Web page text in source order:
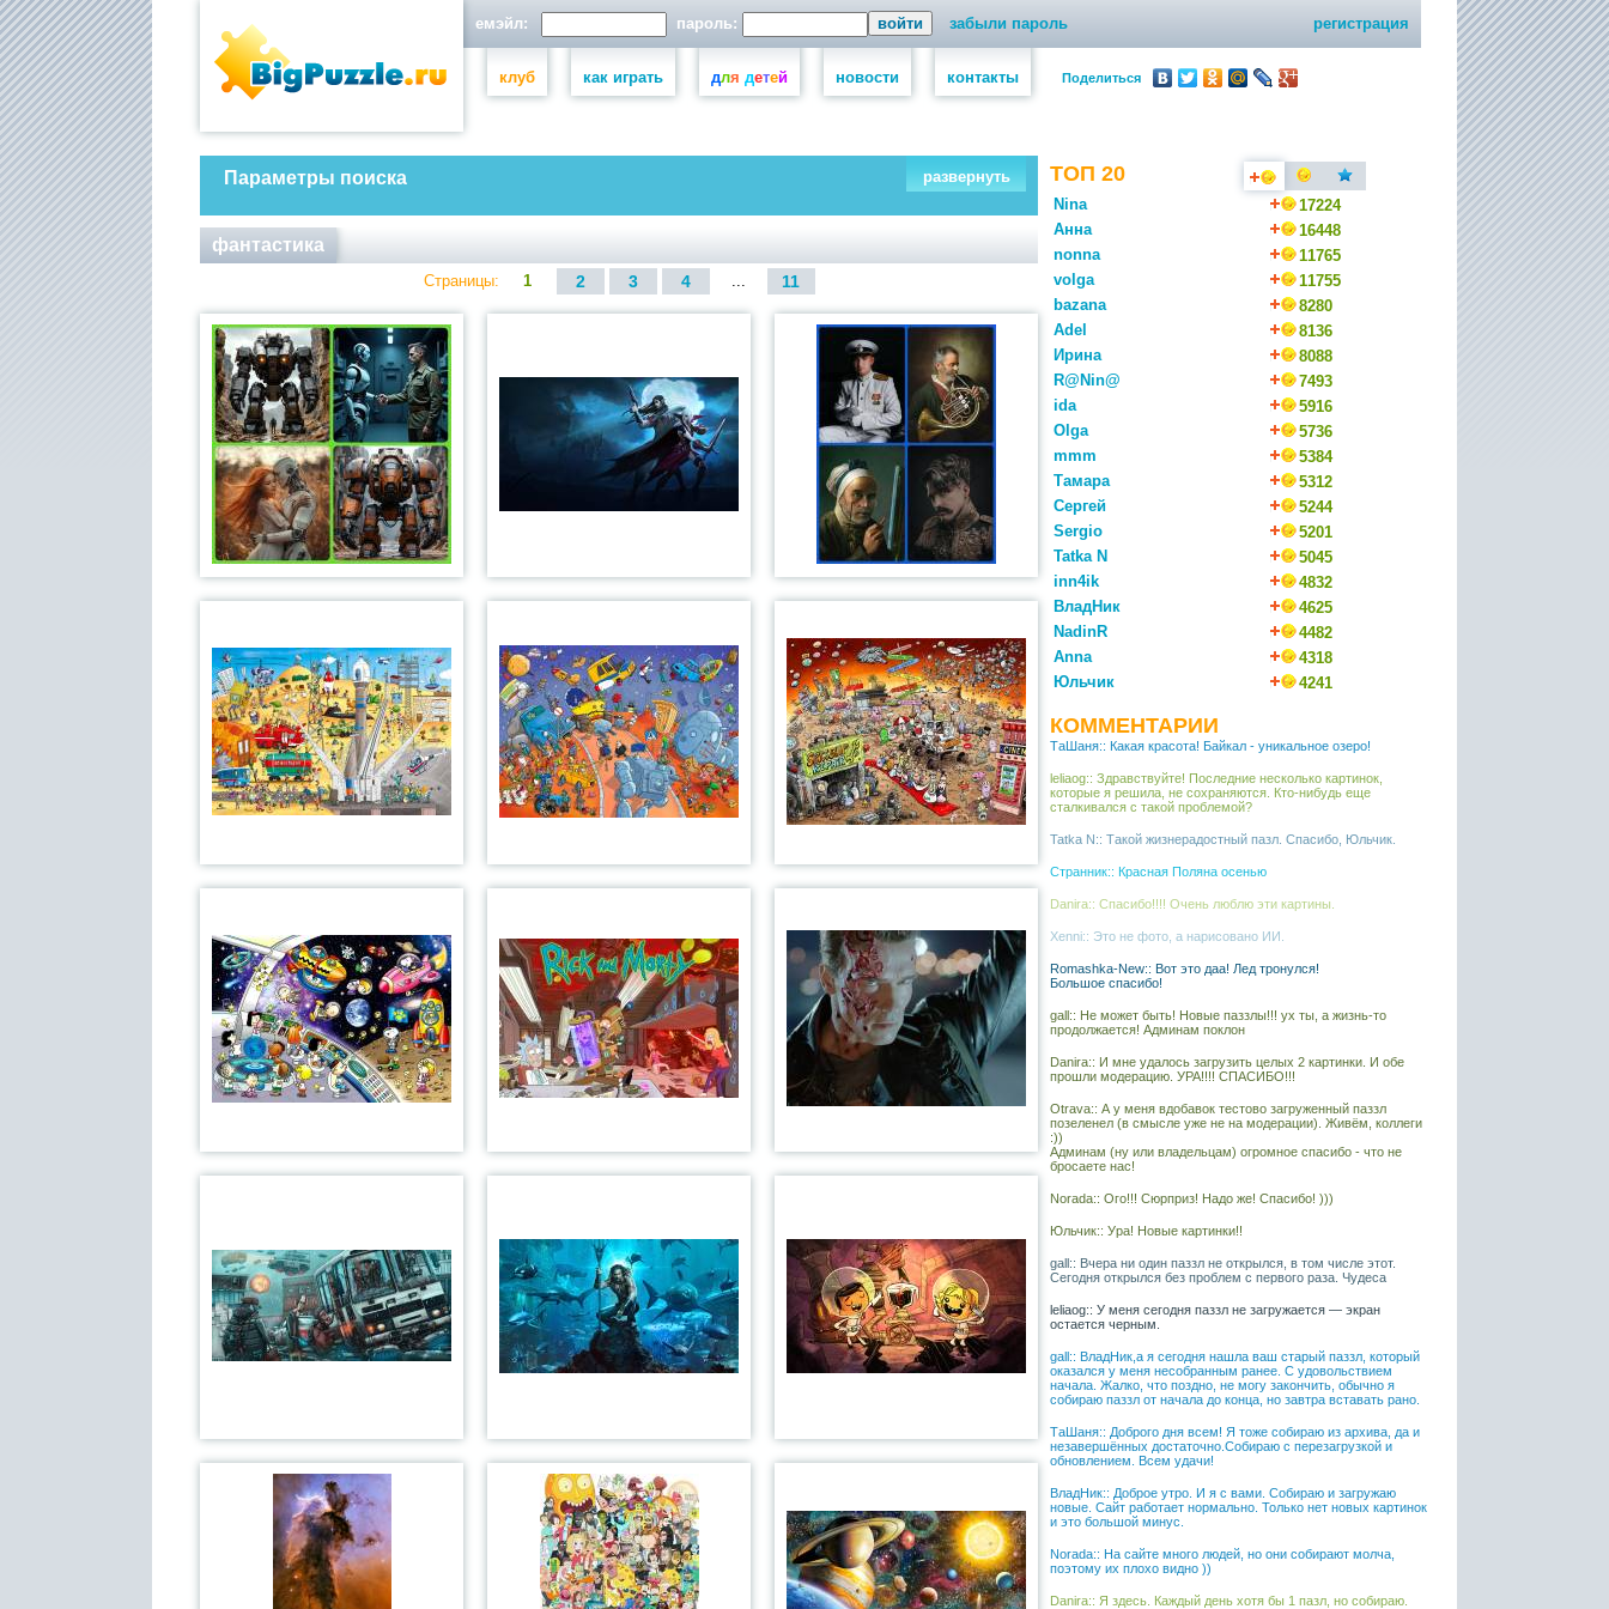
емэйл: пароль: забыли пароль регистрация
клуб как играть для детей новости контакты Поделиться
Параметры поиска развернуть
фантастика
Страницы: 1 2 3 4 ... 11
ТОП 20
Nina
17224
Анна
16448
nonna
11765
volga
11755
bazana
8280
Adel
8136
Ирина
8088
R@Nin@
7493
ida
5916
Olga
5736
mmm
5384
Тамара
5312
Сергей
5244
Sergio
5201
Tatka N
5045
inn4ik
4832
ВладНик
4625
NadinR
4482
Anna
4318
Юльчик
4241
КОММЕНТАРИИ
ТаШаня:: Какая красота! Байкал - уникальное озеро!
leliaog:: Здравствуйте! Последние несколько картинок,
которые я решила, не сохраняются. Кто-нибудь еще
сталкивался с такой проблемой?
Tatka N:: Такой жизнерадостный пазл. Спасибо, Юльчик.
Странник:: Красная Поляна осенью
Danira:: Спасибо!!!! Очень люблю эти картины.
Xenni:: Это не фото, а нарисовано ИИ.
Romashka-New:: Вот это даа! Лед тронулся!
Большое спасибо!
gall:: Не может быть! Новые паззлы!!! ух ты, а жизнь-то
продолжается! Админам поклон
Danira:: И мне удалось загрузить целых 2 картинки. И обе
прошли модерацию. УРА!!!! СПАСИБО!!!
Otrava:: А у меня вдобавок тестово загруженный паззл
позеленел (в смысле уже не на модерации). Живём, коллеги
:))
Админам (ну или владельцам) огромное спасибо - что не
бросаете нас!
Norada:: Ого!!! Сюрприз! Надо же! Спасибо! )))
Юльчик:: Ура! Новые картинки!!
gall:: Вчера ни один паззл не открылся, в том числе этот.
Сегодня открылся без проблем с первого раза. Чудеса
leliaog:: У меня сегодня паззл не загружается — экран
остается черным.
gall:: ВладНик,а я сегодня нашла ваш старый паззл, который
оказался у меня несобранным ранее. С удовольствием
начала. Жалко, что поздно, не могу закончить, обычно я
собираю паззл от начала до конца, но завтра вставать рано.
ТаШаня:: Доброго дня всем! Я тоже собираю из архива, да и
незавершённых достаточно.Собираю с перезагрузкой и
обновлением. Всем удачи!
ВладНик:: Доброе утро. И я с вами. Собираю и загружаю
новые. Сайт работает нормально. Только нет новых картинок
и это большой минус.
Norada:: На сайте много людей, но они собирают молча,
поэтому их плохо видно ))
Danira:: Я здесь. Каждый день хотя бы 1 пазл, но собираю.